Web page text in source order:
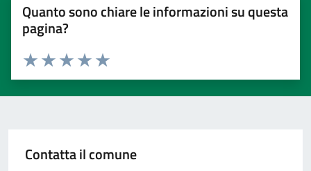
Quanto sono chiare le informazioni su questa
pagina?
Valuta 5 stelle su 5
Valuta 4 stelle su 5
Valuta 3 stelle su 5
Valuta 2 stelle su 5
Valuta 1 stelle su 5
Contatta il comune